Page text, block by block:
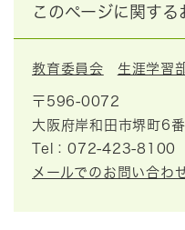
このページに関する
教育委員会 生涯学習
〒596-0072
大阪府岸和田市堺町6
Tel：072-423-8100
メールでのお問い合わ